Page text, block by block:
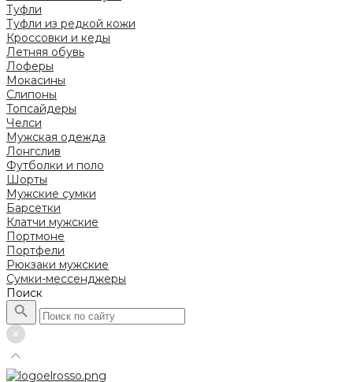
Туфли
Туфли из редкой кожи
Кроссовки и кеды
Летняя обувь
Лоферы
Мокасины
Слипоны
Топсайдеры
Челси
Мужская одежда
Лонгслив
Футболки и поло
Шорты
Мужские сумки
Барсетки
Клатчи мужские
Портмоне
Портфели
Рюкзаки мужские
Сумки-мессенджеры
Поиск